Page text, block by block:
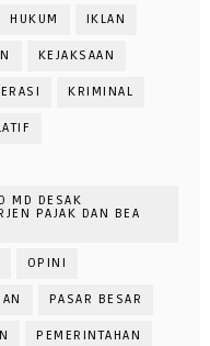
HUKUM IKLAN
KEJAKSAAN
KRIMINAL
MD DESAK
PAJAK DAN BEA
OPINI
PASAR BESAR
PEMERINTAHAN